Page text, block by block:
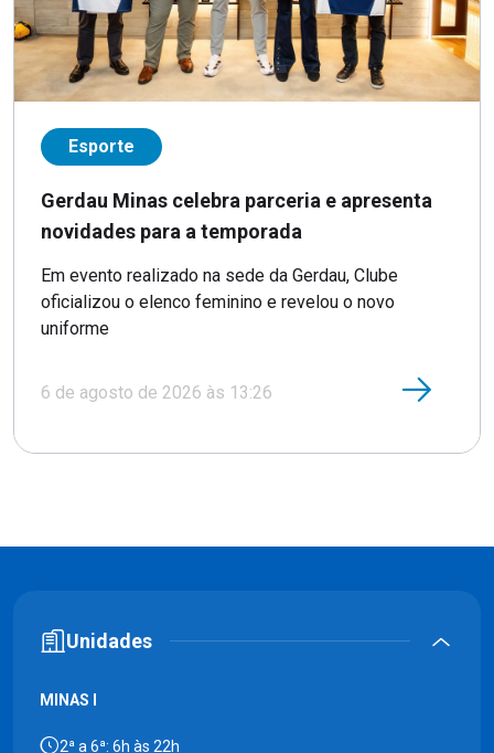
Esporte
Gerdau Minas celebra parceria e apresenta
novidades para a temporada
Em evento realizado na sede da Gerdau, Clube
oficializou o elenco feminino e revelou o novo
uniforme
6 de agosto de 2026 às 13:26
Unidades
MINAS I
2ª a 6ª: 6h às 22h